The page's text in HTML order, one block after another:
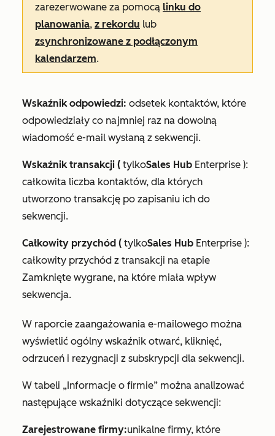
zarezerwowane za pomocą linku do
planowania, z rekordu lub
zsynchronizowane z podłączonym
kalendarzem.
Wskaźnik odpowiedzi: odsetek kontaktów, które
odpowiedziały co najmniej raz na dowolną
wiadomość e-mail wysłaną z sekwencji.
Wskaźnik transakcji ( tylkoSales Hub Enterprise ):
całkowita liczba kontaktów, dla których
utworzono transakcję po zapisaniu ich do
sekwencji.
Całkowity przychód ( tylkoSales Hub Enterprise ):
całkowity przychód z transakcji na etapie
Zamknięte wygrane, na które miała wpływ
sekwencja.
W raporcie zaangażowania e-mailowego można
wyświetlić ogólny wskaźnik otwarć, kliknięć,
odrzuceń i rezygnacji z subskrypcji dla sekwencji.
W tabeli „Informacje o firmie” można analizować
następujące wskaźniki dotyczące sekwencji:
Zarejestrowane firmy:unikalne firmy, które